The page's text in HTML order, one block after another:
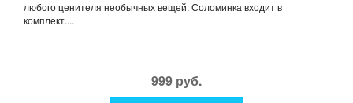
любого ценителя необычных вещей. Соломинка входит в
комплект....
999 руб.